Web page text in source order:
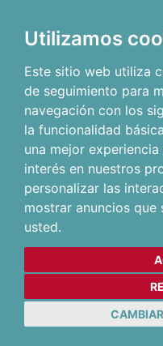
Utilizamos
Este sitio web utiliza
de seguimiento para
navegación con los
la funcionalidad
una mejor
interés en nuestros
personalizar las
mostrar anuncios que
usted.